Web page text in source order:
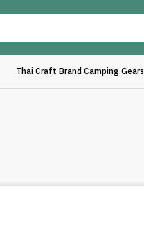
Thai Craft Brand Camping Gears